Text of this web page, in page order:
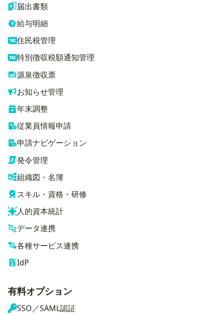
届出書類
給与明細
住民税管理
特別徴収税額通知管理
源泉徴収票
お知らせ管理
年末調整
従業員情報申請
申請ナビゲーション
発令管理
組織図・名簿
スキル・資格・研修
人的資本統計
データ連携
各種サービス連携
IdP
有料オプション
SSO／SAML認証